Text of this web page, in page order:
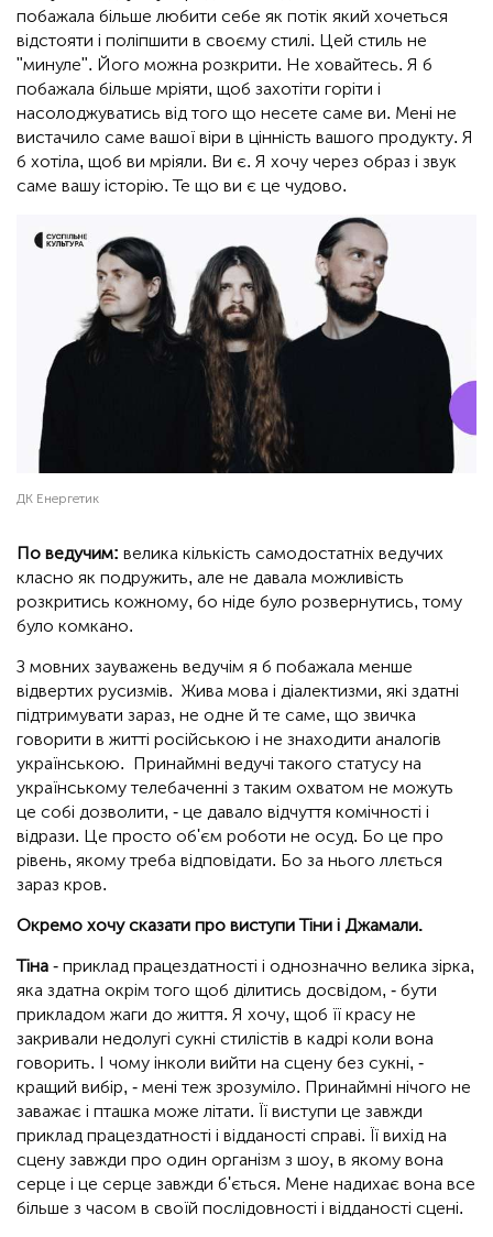
побажала більше любити себе як потік який хочеться
відстояти і поліпшити в своєму стилі. Цей стиль не
"минуле". Його можна розкрити. Не ховайтесь. Я б
побажала більше мріяти, щоб захотіти горіти і
насолоджуватись від того що несете саме ви. Мені не
вистачило саме вашої віри в цінність вашого продукту. Я
б хотіла, щоб ви мріяли. Ви є. Я хочу через образ і звук
саме вашу історію. Те що ви є це чудово.
ДК Енергетик
По ведучим: велика кількість самодостатніх ведучих
класно як подружить, але не давала можливість
розкритись кожному, бо ніде було розвернутись, тому
було комкано.
З мовних зауважень ведучім я б побажала менше
відвертих русизмів. Жива мова і діалектизми, які здатні
підтримувати зараз, не одне й те саме, що звичка
говорити в житті російською і не знаходити аналогів
українською. Принаймні ведучі такого статусу на
українському телебаченні з таким охватом не можуть
це собі дозволити, - це давало відчуття комічності і
відрази. Це просто об'єм роботи не осуд. Бо це про
рівень, якому треба відповідати. Бо за нього ллється
зараз кров.
Окремо хочу сказати про виступи Тіни і Джамали.
Тіна - приклад працездатності і однозначно велика зірка,
яка здатна окрім того щоб ділитись досвідом, - бути
прикладом жаги до життя. Я хочу, щоб її красу не
закривали недолугі сукні стилістів в кадрі коли вона
говорить. І чому інколи вийти на сцену без сукні, -
кращий вибір, - мені теж зрозуміло. Принаймні нічого не
заважає і пташка може літати. Її виступи це завжди
приклад працездатності і відданості справі. Її вихід на
сцену завжди про один організм з шоу, в якому вона
серце і це серце завжди б'ється. Мене надихає вона все
більше з часом в своїй послідовності і відданості сцені.